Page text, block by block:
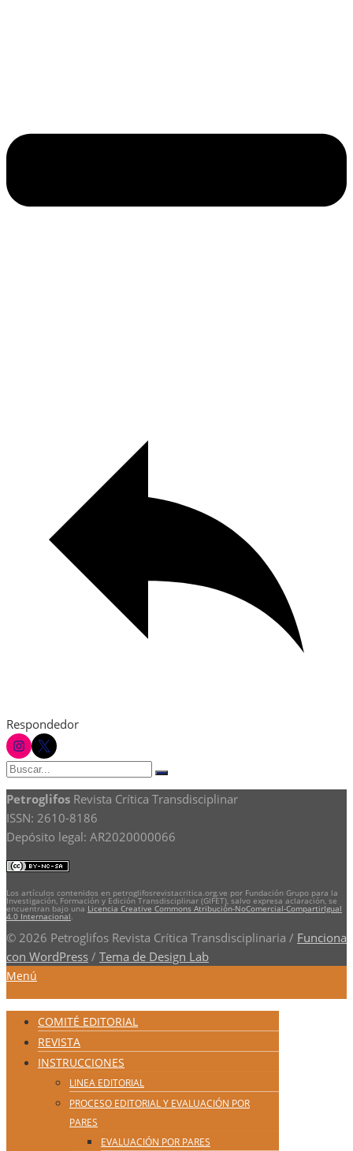
Respondedor
instagram
twitter
Buscar:
Buscar
Petroglifos Revista Crítica Transdisciplinar
ISSN: 2610-8186
Depósito legal: AR2020000066
Los artículos contenidos en petroglifosrevistacritica.org.ve por Fundación Grupo para la
Investigación, Formación y Edición Transdisciplinar (GIFET), salvo expresa aclaración, se
encuentran bajo una Licencia Creative Commons Atribución-NoComercial-CompartirIgual
4.0 Internacional
© 2026 Petroglifos Revista Crítica Transdisciplinaria / Funciona
con WordPress / Tema de Design Lab
Menú
COMITÉ EDITORIAL
REVISTA
INSTRUCCIONES
LINEA EDITORIAL
PROCESO EDITORIAL Y EVALUACIÓN POR
PARES
EVALUACIÓN POR PARES